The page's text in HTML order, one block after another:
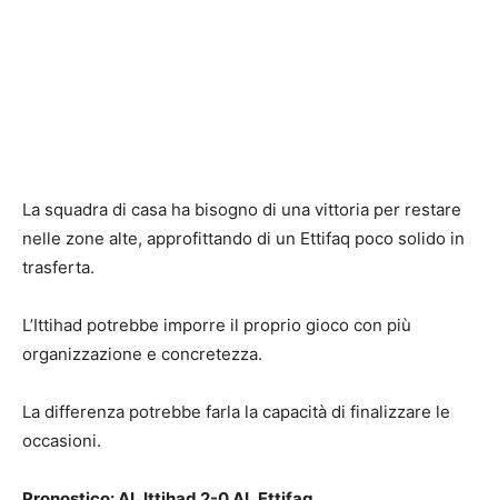
La squadra di casa ha bisogno di una vittoria per restare
nelle zone alte, approfittando di un Ettifaq poco solido in
trasferta.
L’Ittihad potrebbe imporre il proprio gioco con più
organizzazione e concretezza.
La differenza potrebbe farla la capacità di finalizzare le
occasioni.